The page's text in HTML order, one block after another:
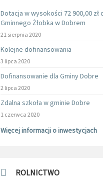
Dotacja w wysokości 72 900,00 zł
Gminnego Żłobka w Dobrem
21 sierpnia 2020
Kolejne dofinansowania
3 lipca 2020
Dofinansowanie dla Gminy Dobre
2 lipca 2020
Zdalna szkoła w gminie Dobre
1 czerwca 2020
Więcej informacji o inwestycjach
ROLNICTWO